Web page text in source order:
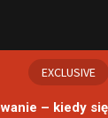
EXCLUSIVE
– kiedy